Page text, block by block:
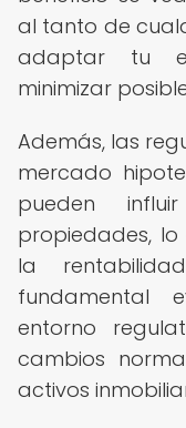
al tanto de
adaptar tu
minimizar
Además, las
mercado
pueden
propiedades,
la
fundamental
entorno
cambios
activos